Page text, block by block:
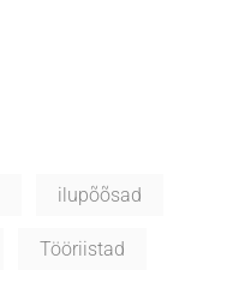
ilupõõsad
Tööriistad